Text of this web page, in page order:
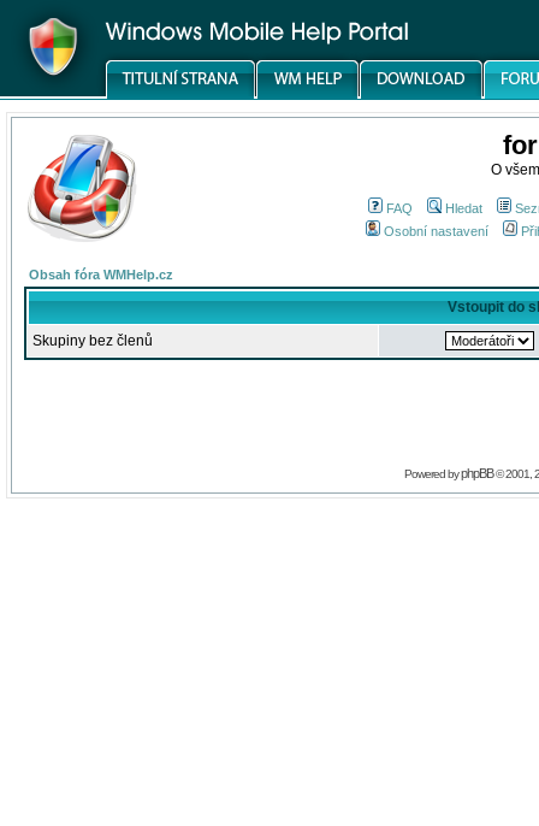
O
FAQ Hledat
Osobní nastavení
Obsah fóra WMHelp.cz
Vstoupit do
Skupiny bez členů
Powered byphpBB© 2001,